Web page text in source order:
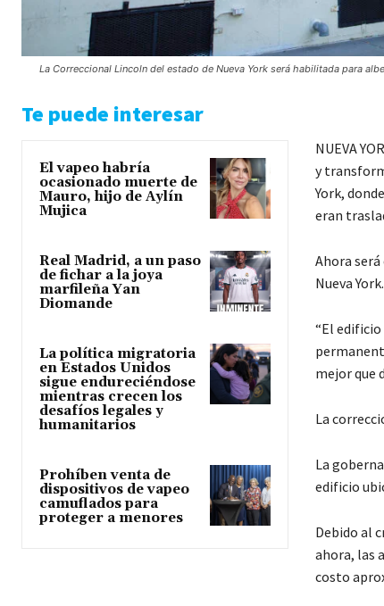
La Correccional Lincoln del estado de Nueva York será habilitada para
Te puede interesar
El vapeo habría
ocasionado muerte de
Mauro, hijo de Aylín
Mujica
Real Madrid, a un paso
de fichar a la joya
marfileña Yan
Diomande
La política migratoria
en Estados Unidos
sigue endureciéndose
mientras crecen los
desafíos legales y
humanitarios
Prohíben venta de
dispositivos de vapeo
camuflados para
proteger a menores
NUEVA
y
York,
eran
Ahora
Nueva York.
“El
mejor que
La
La
edificio
Debido al
ahora, las
costo